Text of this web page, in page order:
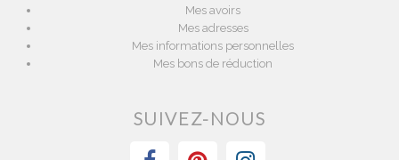
Mes avoirs
Mes adresses
Mes informations personnelles
Mes bons de réduction
SUIVEZ-NOUS